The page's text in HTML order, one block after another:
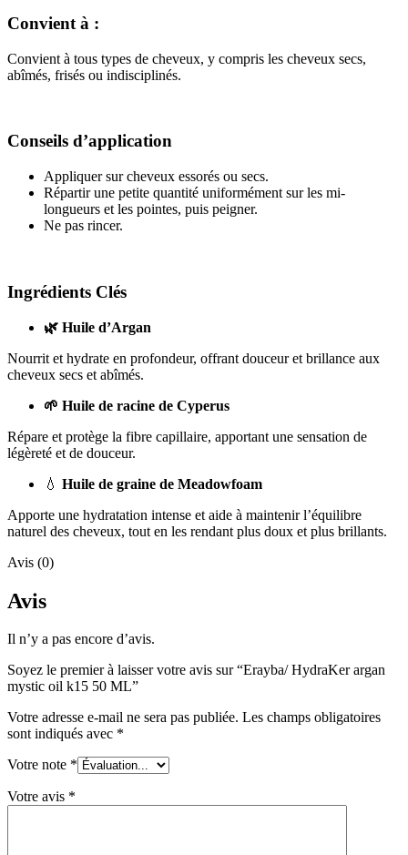
Convient à :
Convient à tous types de cheveux, y compris les cheveux secs,
abîmés, frisés ou indisciplinés.
Conseils d’application
Appliquer sur cheveux essorés ou secs.
Répartir une petite quantité uniformément sur les mi-
longueurs et les pointes, puis peigner.
Ne pas rincer.
Ingrédients Clés
🌿 Huile d’Argan
Nourrit et hydrate en profondeur, offrant douceur et brillance aux
cheveux secs et abîmés.
🌱 Huile de racine de Cyperus
Répare et protège la fibre capillaire, apportant une sensation de
légèreté et de douceur.
💧 Huile de graine de Meadowfoam
Apporte une hydratation intense et aide à maintenir l’équilibre
naturel des cheveux, tout en les rendant plus doux et plus brillants.
Avis (0)
Avis
Il n’y a pas encore d’avis.
Soyez le premier à laisser votre avis sur “Erayba/ HydraKer argan
mystic oil k15 50 ML”
Votre adresse e-mail ne sera pas publiée. Les champs obligatoires
sont indiqués avec *
Votre note *
Votre avis *